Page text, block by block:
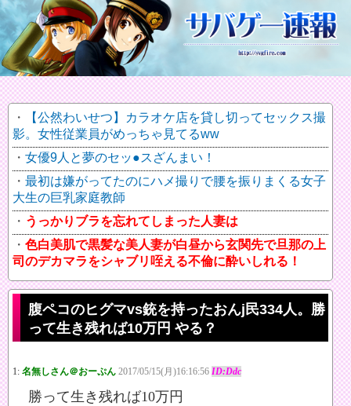
【公然わいせつ】カラオケ店を貸し切ってセックス撮
影。女性従業員がめっちゃ見てるww
女優9人と夢のセッ●スざんまい！
最初は嫌がってたのにハメ撮りで腰を振りまくる女子
大生の巨乳家庭教師
うっかりブラを忘れてしまった人妻は
色白美肌で黒髪な美人妻が白昼から玄関先で旦那の上
司のデカマラをシャブリ咥える不倫に酔いしれる！
腹ペコのヒグマvs銃を持ったおんj民334人。勝
って生き残れば10万円 やる？
1: 名無しさん＠おーぷん 2017/05/15(月)16:16:56 ID:Ddc
勝って生き残れば10万円